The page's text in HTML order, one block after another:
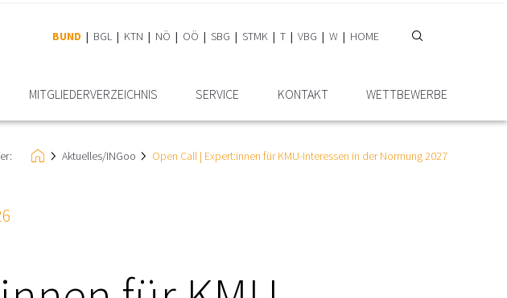
BUND BGL KTN NÖ OÖ SBG STMK T VBG W HOME
MITGLIEDER­VERZEICHNIS SERVICE KONTAKT WETTBEWERBE
Aktuelles/INGoo Open Call | Expert:innen für KMU-Interessen in der Normung 2027